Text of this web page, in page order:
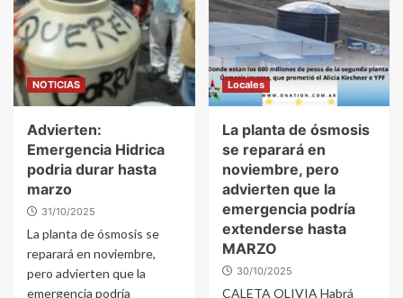
NOTICIAS
Advierten:
Emergencia Hidrica
podria durar hasta
marzo
31/10/2025
La planta de ósmosis se
reparará en noviembre,
pero advierten que la
emergencia podría
Locales
La planta de ósmosis
se reparará en
noviembre, pero
advierten que la
emergencia podría
extenderse hasta
MARZO
30/10/2025
CALETA OLIVIA Habrá